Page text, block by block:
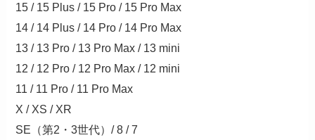
15 / 15 Plus / 15 Pro / 15 Pro Max
14 / 14 Plus / 14 Pro / 14 Pro Max
13 / 13 Pro / 13 Pro Max / 13 mini
12 / 12 Pro / 12 Pro Max / 12 mini
11 / 11 Pro / 11 Pro Max
X / XS / XR
SE（第2・3世代）/ 8 / 7